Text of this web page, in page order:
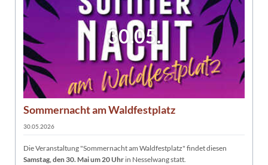
30.05.
Sommernacht am Waldfestplatz
30.05.2026
Die Veranstaltung "Sommernacht am Waldfestplatz" findet diesen
Samstag, den 30. Mai um 20 Uhr in Nesselwang statt.